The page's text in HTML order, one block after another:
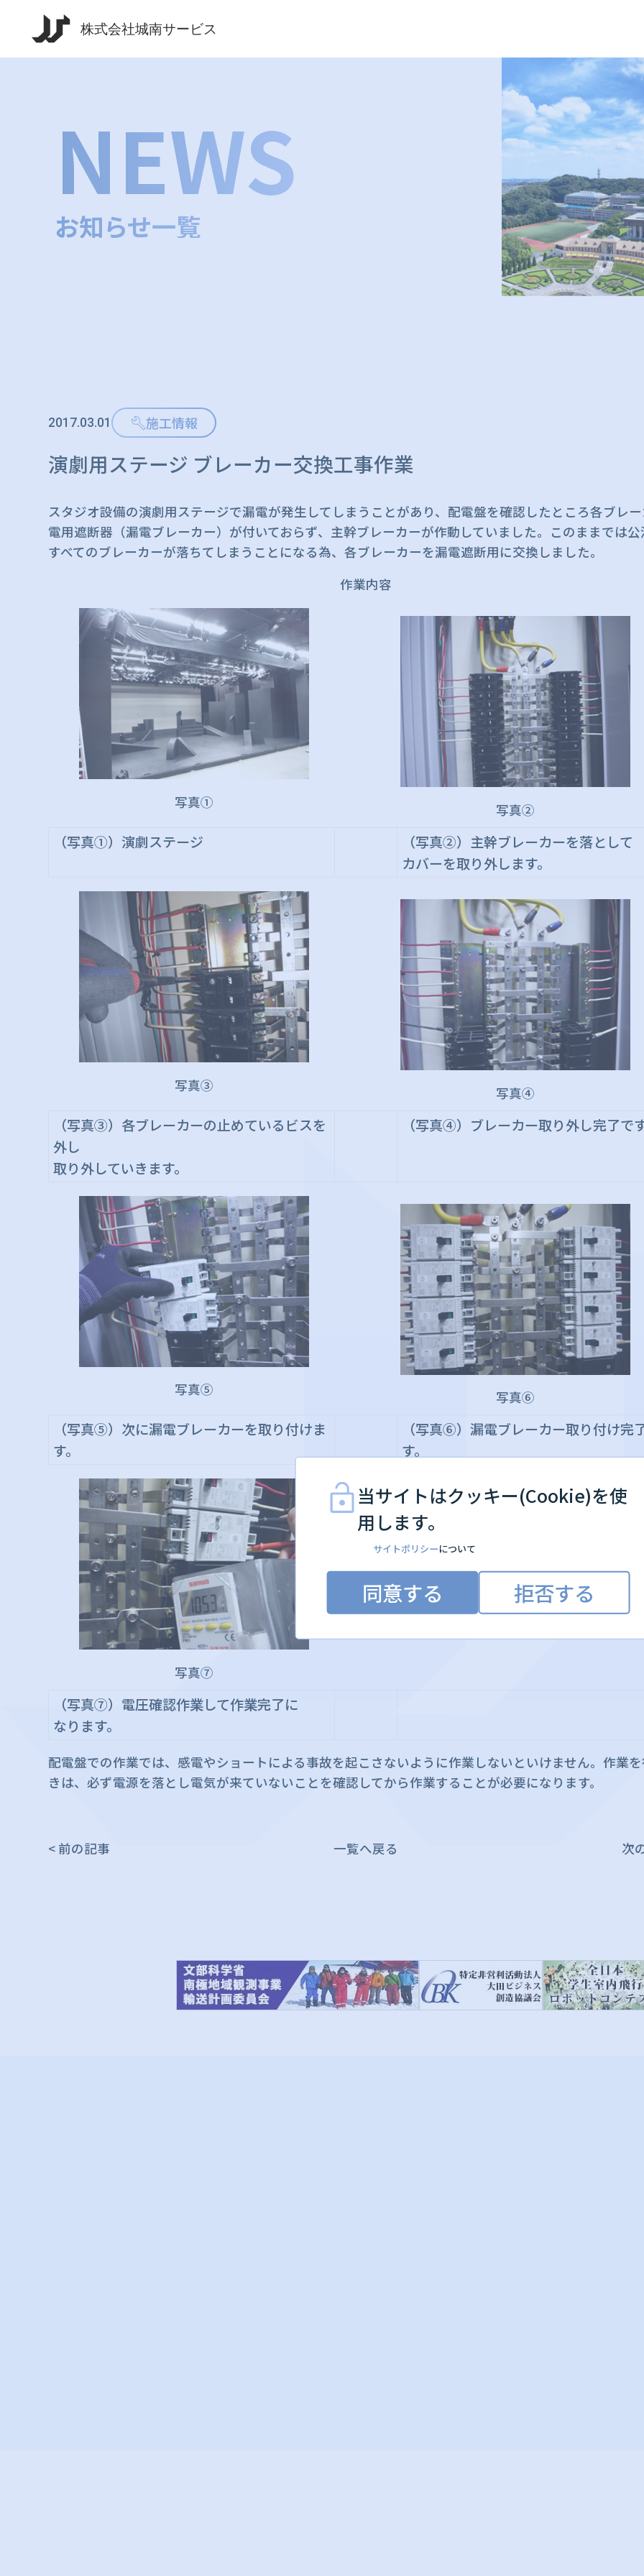
当サイトはクッキー(Cookie)を使
用します。
サイトポリシーについて
同意する 拒否する
NEWS
お知らせ一覧
2017.03.01 施工情報
演劇用ステージ ブレーカー交換工事作業
スタジオ設備の演劇用ステージで漏電が発生してしまうことがあり、配電盤を確認したところ各ブレ
電用遮断器（漏電ブレーカー）が付いておらず、主幹ブレーカーが作動していました。このままでは
すべてのブレーカーが落ちてしまうことになる為、各ブレーカーを漏電遮断用に交換しました。
作業内容
写真① 写真②
（写真①）演劇ステージ
（写真②）主幹ブレーカーを落として
カバーを取り外します。
写真③ 写真④
（写真③）各ブレーカーの止めているビスを
外し
取り外していきます。
（写真④）ブレーカー取り外し完了で
写真⑤ 写真⑥
（写真⑤）次に漏電ブレーカーを取り付けま
す。
（写真⑥）漏電ブレーカー取り付け完
す。
写真⑦
（写真⑦）電圧確認作業して作業完了に
なります。
配電盤での作業では、感電やショートによる事故を起こさないように作業しないといけません。作業
きは、必ず電源を落とし電気が来ていないことを確認してから作業することが必要になります。
< 前の記事 一覧へ戻る 次